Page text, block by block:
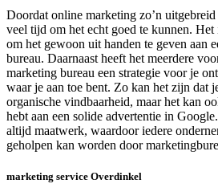
Doordat online marketing zo’n
veel tijd om het echt goed te kunnen.
om het gewoon uit handen te geven aan
bureau. Daarnaast heeft het meerdere
marketing bureau een strategie voor je
waar je aan toe bent. Zo kan het zijn dat
organische vindbaarheid, maar het kan
hebt aan een solide advertentie in
altijd maatwerk, waardoor iedere
geholpen kan worden door
marketing service Overdinkel